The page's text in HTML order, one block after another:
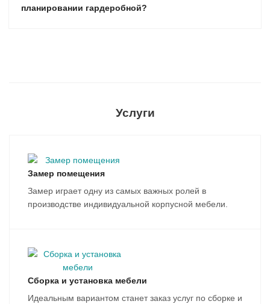
планировании гардеробной?
Услуги
Замер помещения
Замер играет одну из самых важных ролей в
производстве индивидуальной корпусной мебели.
Сборка и установка мебели
Идеальным вариантом станет заказ услуг по сборке и